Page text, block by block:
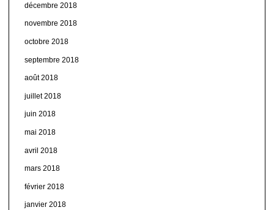
décembre 2018
novembre 2018
octobre 2018
septembre 2018
août 2018
juillet 2018
juin 2018
mai 2018
avril 2018
mars 2018
février 2018
janvier 2018